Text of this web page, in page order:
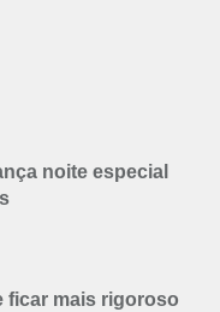
noite especial
ficar mais rigoroso